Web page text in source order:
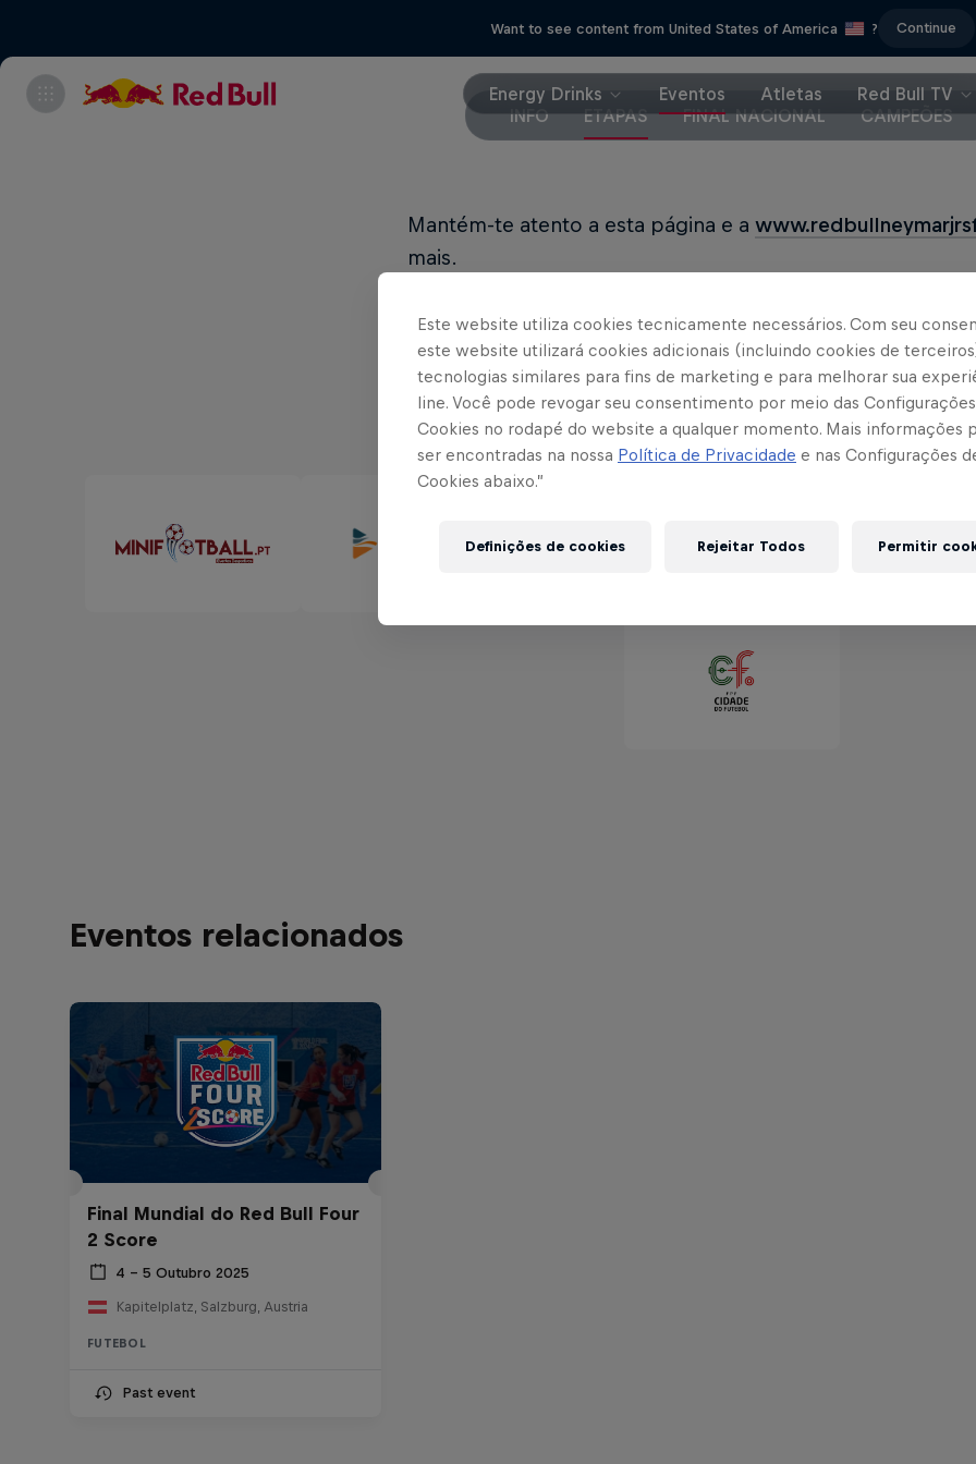
Want to see content from United States of America ? Continue
Energy Drinks Eventos Atletas
Red Bull TV
INFO
ETAPAS FINAL NACIONAL CAMPEÕES
Mantém-te atento a esta página e a
mais.
Parceiros
Eventos relacionados
Final Mundial do Red Bull Four
2 Score
4 – 5 Outubro 2025
Kapitelplatz, Salzburg, Austria
FUTEBOL
Past event
Este website utiliza cookies tecnicamente necessários. Com seu
este website utilizará cookies adicionais (incluindo cookies de
tecnologias similares para fins de marketing e para melhorar sua
line. Você pode revogar seu consentimento por meio das
Cookies no rodapé do website a qualquer momento. Mais informações
ser encontradas na nossa Política de Privacidade e nas Configurações
Cookies abaixo.”
Definições de cookies Rejeitar Todos Permitir